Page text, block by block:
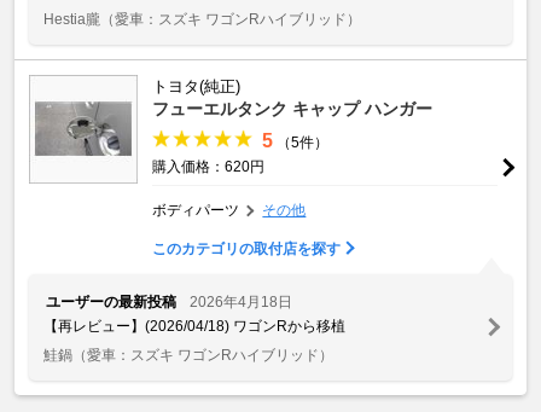
Hestia朧 （愛車：スズキ ワゴンRハイブリッド）
トヨタ(純正)
フューエルタンク キャップ ハンガー
5
（5件）
購入価格：620円
ボディパーツ その他
このカテゴリの取付店を探す
ユーザーの最新投稿
2026年4月18日
【再レビュー】(2026/04/18) ワゴンRから移植
鮭鍋 （愛車：スズキ ワゴンRハイブリッド）